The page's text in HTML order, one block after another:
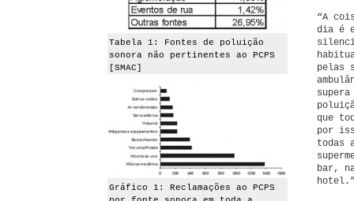
Tabela 1: Fontes de poluição
sonora não pertinentes ao PCPS
[SMAC]
Gráfico 1: Reclamações ao PCPS
“A
dia é
pelas
que
por
todas
bar,